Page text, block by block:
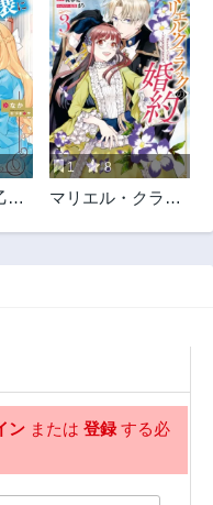
女
に
1 8
マリエル・クララ
ン または 登録する必